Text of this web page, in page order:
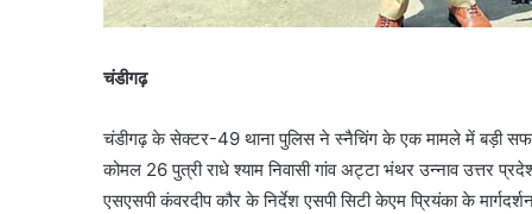
चंडीगढ़
चंडीगढ़ के सेक्टर-49 थाना पुलिस ने स्नैचिंग के एक मामले में बड़ी
कोमल 26 पुत्री राधे श्याम निवासी गांव अट्टा भंथर उन्नाव उत्तर
एसएसपी कंवरदीप कौर के निर्देश एसपी सिटी केएम प्रियंका के